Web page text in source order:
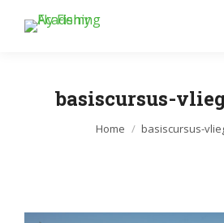
basiscursus-
Je bent hier:
Home basiscursus-